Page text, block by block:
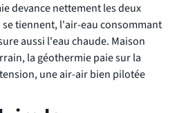
devance nettement les deux
tiennent, l'air-eau consommant
aussi l'eau chaude. Maison
la géothermie paie sur la
une air-air bien pilotée